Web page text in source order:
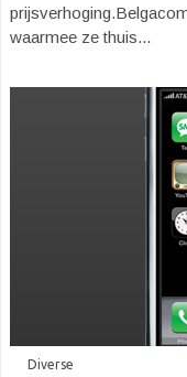
waarmee ze thuis...
Diverse